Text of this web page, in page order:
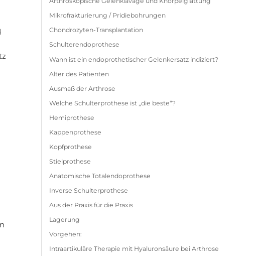
Mikrofrakturierung / Pridiebohrungen
Chondrozyten-Transplantation
Schulterendoprothese
Wann ist ein endoprothetischer Gelenkersatz indiziert?
Alter des Patienten
Ausmaß der Arthrose
Welche Schulterprothese ist „die beste“?
Hemiprothese
Kappenprothese
Kopfprothese
Stielprothese
Anatomische Totalendoprothese
Inverse Schulterprothese
Aus der Praxis für die Praxis
Lagerung
Vorgehen:
Intraartikuläre Therapie mit Hyaluronsäure bei Arthrose